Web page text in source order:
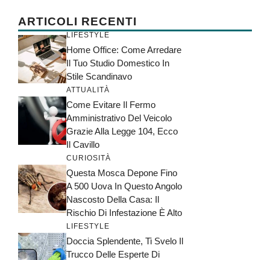
ARTICOLI RECENTI
LIFESTYLE
Home Office: Come Arredare
Il Tuo Studio Domestico In
Stile Scandinavo
ATTUALITÀ
Come Evitare Il Fermo
Amministrativo Del Veicolo
Grazie Alla Legge 104, Ecco
Il Cavillo
CURIOSITÀ
Questa Mosca Depone Fino
A 500 Uova In Questo Angolo
Nascosto Della Casa: Il
Rischio Di Infestazione È Alto
LIFESTYLE
Doccia Splendente, Ti Svelo Il
Trucco Delle Esperte Di